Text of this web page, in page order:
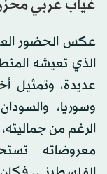
غياب عربي
عكس الحضور
الذي تعيشه
عديدة، وتمثيل
وسوريا،
الرغم من
معروضاته